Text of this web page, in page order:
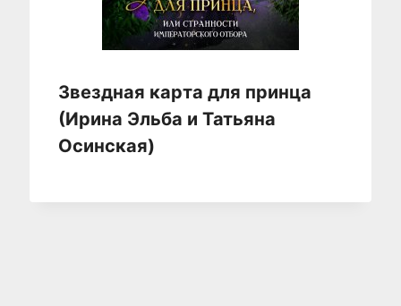
Звездная карта для принца
(Ирина Эльба и Татьяна
Осинская)